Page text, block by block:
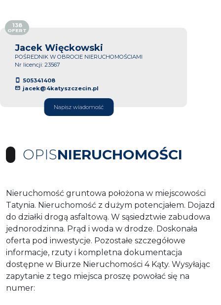
Jacek Więckowski
POŚREDNIK W OBROCIE NIERUCHOMOŚCIAMI
Nr licencji: 23567
505341408
jacek@4katyszczecin.pl
Napisz wiadomość
138
OFERT
OPISNIERUCHOMOŚCI
Nieruchomość gruntowa położona w miejscowości
Tatynia. Nieruchomość z dużym potencjałem. Dojazd
do działki drogą asfaltową. W sąsiedztwie zabudowa
jednorodzinna. Prąd i woda w drodze. Doskonała
oferta pod inwestycje. Pozostałe szczegółowe
informacje, rzuty i kompletna dokumentacja
dostępne w Biurze Nieruchomości 4 Kąty. Wysyłając
zapytanie z tego miejsca proszę powołać się na
numer: